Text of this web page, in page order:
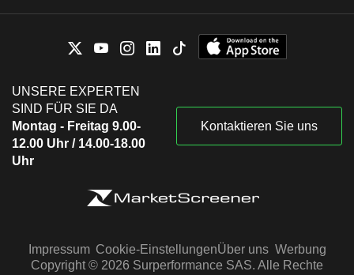
UNSERE EXPERTEN
SIND FÜR SIE DA
Montag - Freitag 9.00-
12.00 Uhr / 14.00-18.00
Uhr
Kontaktieren Sie uns
Impressum Cookie-EinstellungenÜber uns Werbung
Copyright © 2026 Surperformance SAS. Alle Rechte